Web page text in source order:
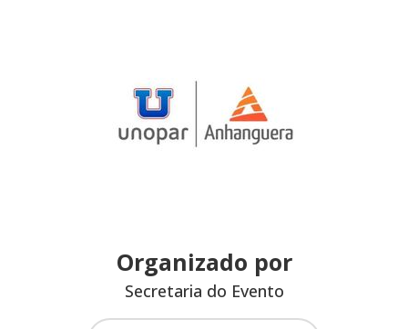
Organizado por
Secretaria do Evento